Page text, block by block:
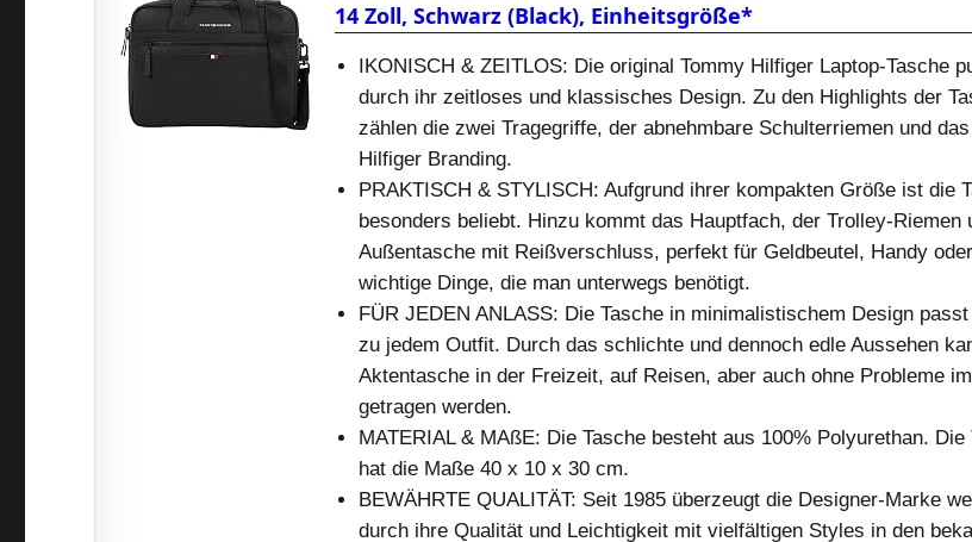
14 Zoll, Schwarz (Black), Einheitsgröße*
IKONISCH & ZEITLOS: Die original Tommy Hilfiger Laptop-Tasche
durch ihr zeitloses und klassisches Design. Zu den Highlights der
zählen die zwei Tragegriffe, der abnehmbare Schulterriemen und
Hilfiger Branding.
PRAKTISCH & STYLISCH: Aufgrund ihrer kompakten Größe ist die
besonders beliebt. Hinzu kommt das Hauptfach, der Trolley-Riemen
Außentasche mit Reißverschluss, perfekt für Geldbeutel, Handy
wichtige Dinge, die man unterwegs benötigt.
FÜR JEDEN ANLASS: Die Tasche in minimalistischem Design
zu jedem Outfit. Durch das schlichte und dennoch edle Aussehen
Aktentasche in der Freizeit, auf Reisen, aber auch ohne Probleme
getragen werden.
MATERIAL & MAßE: Die Tasche besteht aus 100% Polyurethan. Die
hat die Maße 40 x 10 x 30 cm.
BEWÄHRTE QUALITÄT: Seit 1985 überzeugt die Designer-Marke
durch ihre Qualität und Leichtigkeit mit vielfältigen Styles in den